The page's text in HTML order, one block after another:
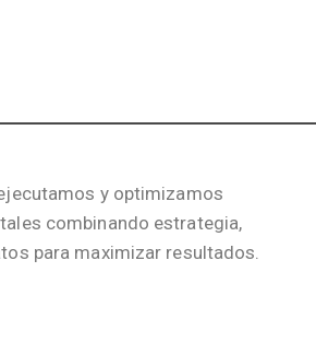
y optimizamos
combinando estrategia,
para maximizar resultados.